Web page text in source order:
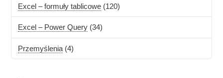
Excel – formuły tablicowe (120)
Excel – Power Query (34)
Przemyślenia (4)